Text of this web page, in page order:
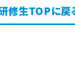
修生TOPに戻